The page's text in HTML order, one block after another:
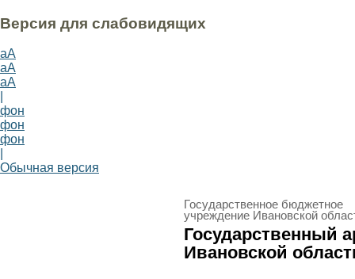
Версия для слабовидящих
aA
aA
aA
фон
фон
фон
Обычная версия
Государственное бюджетное
учреждение Ивановской
Государственный
Ивановской